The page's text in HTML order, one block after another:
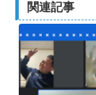
関連記事